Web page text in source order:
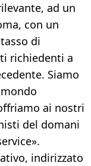
ad un
con un
di
richiedenti a
Siamo
ai nostri
del domani
indirizzato